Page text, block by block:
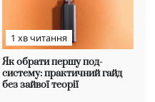
1 хв читання
Як обрати першу под-
систему: практичний гайд
без зайвої теорії